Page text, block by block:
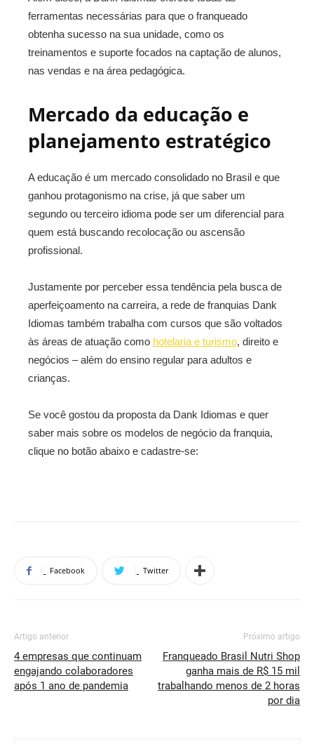
ferramentas necessárias para que o franqueado
obtenha sucesso na sua unidade, como os
treinamentos e suporte focados na captação de alunos,
nas vendas e na área pedagógica.
Mercado da educação e
planejamento estratégico
A educação é um mercado consolidado no Brasil e que
ganhou protagonismo na crise, já que saber um
segundo ou terceiro idioma pode ser um diferencial para
quem está buscando recolocação ou ascensão
profissional.
Justamente por perceber essa tendência pela busca de
aperfeiçoamento na carreira, a rede de franquias Dank
Idiomas também trabalha com cursos que são voltados
às áreas de atuação como hotelaria e turismo, direito e
negócios – além do ensino regular para adultos e
crianças.
Se você gostou da proposta da Dank Idiomas e quer
saber mais sobre os modelos de negócio da franquia,
clique no botão abaixo e cadastre-se:
Facebook Twitter
Artigo anterior
4 empresas que continuam
engajando colaboradores
após 1 ano de pandemia
Próximo artigo
Franqueado Brasil Nutri Shop
ganha mais de R$ 15 mil
trabalhando menos de 2 horas
por dia